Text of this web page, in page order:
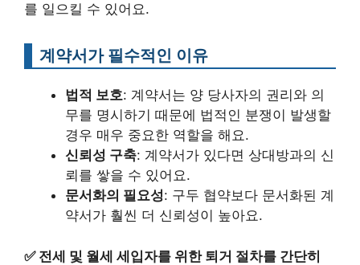
를 일으킬 수 있어요.
계약서가 필수적인 이유
법적 보호: 계약서는 양 당사자의 권리와 의
무를 명시하기 때문에 법적인 분쟁이 발생할
경우 매우 중요한 역할을 해요.
신뢰성 구축: 계약서가 있다면 상대방과의 신
뢰를 쌓을 수 있어요.
문서화의 필요성: 구두 협약보다 문서화된 계
약서가 훨씬 더 신뢰성이 높아요.
✅ 전세 및 월세 세입자를 위한 퇴거 절차를 간단히